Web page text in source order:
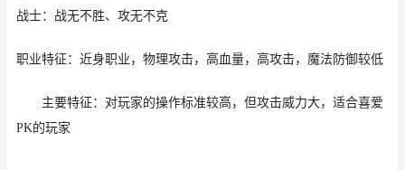
战士： 战无不胜、攻无不克
职业特征：近身职业，物理攻击，高血量，高攻击，魔法防御较低
主要特征：对玩家的操作标准较高，但攻击威力大，适合喜爱
PK的玩家